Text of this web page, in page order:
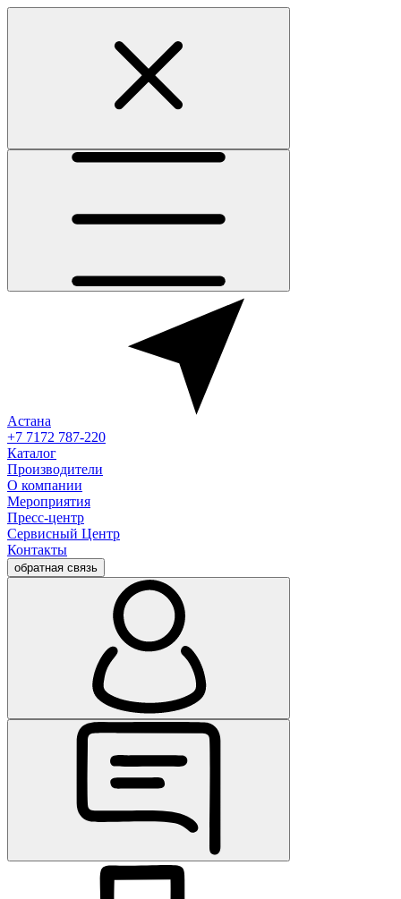
Астана
+7 7172 787-220
Каталог
Производители
О компании
Мероприятия
Пресс-центр
Сервисный Центр
Контакты
обратная связь